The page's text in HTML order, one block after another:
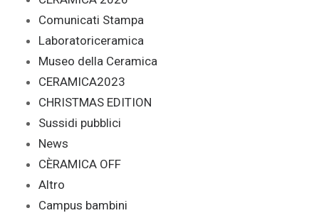
Comunicati Stampa
Laboratoriceramica
Museo della Ceramica
CERAMICA2023
CHRISTMAS EDITION
Sussidi pubblici
News
CÈRAMICA OFF
Altro
Campus bambini